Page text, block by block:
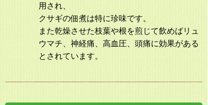
用され、
クサギの佃煮は特に珍味です。
また乾燥させた枝葉や根を煎じて飲めばリュ
ウマチ、神経痛、高血圧、頭痛に効果がある
とされています。